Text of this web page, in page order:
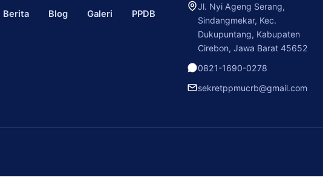
Berita Blog Galeri PPDB
Jl. Nyi Ageng Serang,
Sindangmekar, Kec.
Dukupuntang, Kabupaten
Cirebon, Jawa Barat 45652
0821-1690-0278
sekretppmucrb@gmail.com